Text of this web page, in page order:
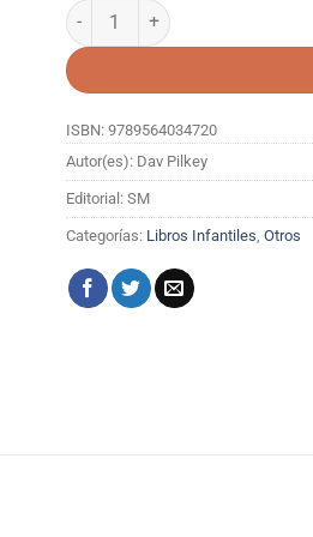
EL CLUB DE COMIC DE
ISBN: 9789564034720
Autor(es): Dav Pilkey
Editorial: SM
Categorías: Libros Infantiles Otros